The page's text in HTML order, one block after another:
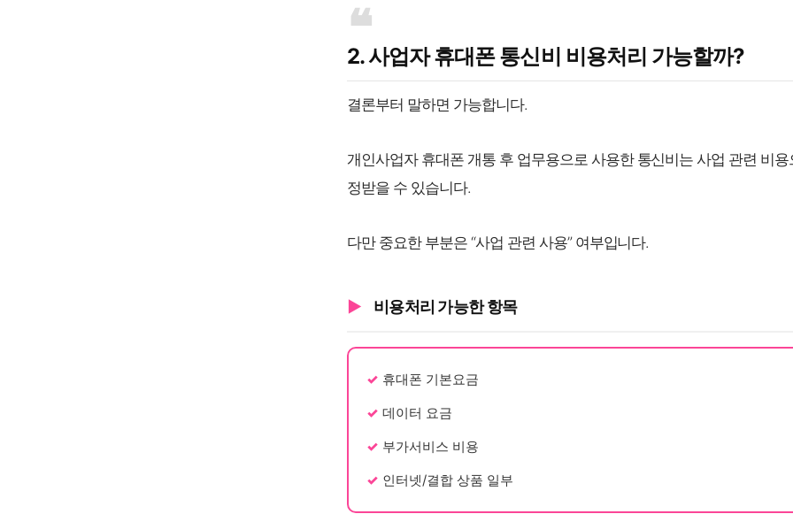
2. 사업자 휴대폰 통신비 비용처리 가능할까?
결론부터 말하면 가능합니다.
개인사업자 휴대폰 개통 후 업무용으로 사용한 통신비는 사업 관련 비용
정받을 수 있습니다.
다만 중요한 부분은 “사업 관련 사용” 여부입니다.
비용처리 가능한 항목
휴대폰 기본요금
데이터 요금
부가서비스 비용
인터넷/결합 상품 일부